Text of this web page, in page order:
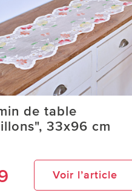
de table
33x96 cm
Voir l’article